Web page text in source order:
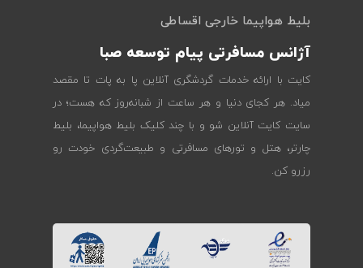
بلیط هواپیما خارجی اقساطی
آژانس مسافرتی پیام توسعه صبا
کایت با ارائه خدمات گردشگری آنلاین پا به پات تا مقصد
میاد. هر کجای دنیا و هر ساعت از شبانه‌روز که هست؛ در
سایت کایت آنلاین شو و با چند کلیک بلیط هواپیما، بلیط
چارتر، هتل و تورهای مسافرتی و طبیعت‌گردی خودت رو
رزرو کن.